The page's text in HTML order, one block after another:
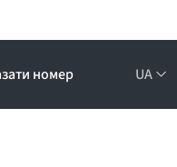
номер UA